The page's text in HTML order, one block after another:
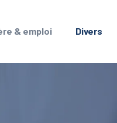
& emploi Divers